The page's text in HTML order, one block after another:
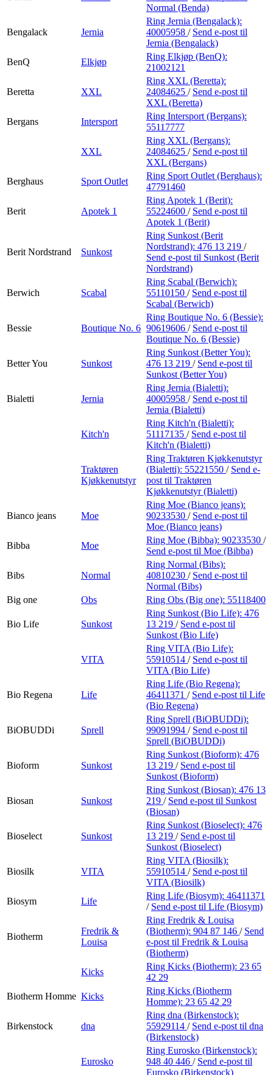
Normal (Benda)
Bengalack Jernia
Ring Jernia (Bengalack):
40005958 / Send e-post til
Jernia (Bengalack)
BenQ
Elkjøp
Ring Elkjøp (BenQ):
21002121
Beretta XXL
Ring XXL (Beretta):
24084625 / Send e-post til
XXL (Beretta)
Bergans
Intersport
Ring Intersport (Bergans):
55117777
XXL
Ring XXL (Bergans):
24084625 / Send e-post til
XXL (Bergans)
Berghaus
Sport Outlet
Ring Sport Outlet (Berghaus):
47791460
Berit Apotek 1
Ring Apotek 1 (Berit):
55224600 / Send e-post til
Apotek 1 (Berit)
Berit Nordstrand Sunkost
Ring Sunkost (Berit
Nordstrand): 476 13 219 /
Send e-post til Sunkost (Berit
Nordstrand)
Berwich Scabal
Ring Scabal (Berwich):
55110150 / Send e-post til
Scabal (Berwich)
Bessie Boutique No. 6
Ring Boutique No. 6 (Bessie):
90619606 / Send e-post til
Boutique No. 6 (Bessie)
Better You Sunkost
Ring Sunkost (Better You):
476 13 219 / Send e-post til
Sunkost (Better You)
Bialetti Jernia
Ring Jernia (Bialetti):
40005958 / Send e-post til
Jernia (Bialetti)
Kitch'n
Ring Kitch'n (Bialetti):
51117135 / Send e-post til
Kitch'n (Bialetti)
Traktøren
Kjøkkenutstyr
Ring Traktøren Kjøkkenutstyr
(Bialetti): 55221550 / Send e-
post til Traktøren
Kjøkkenutstyr (Bialetti)
Bianco jeans Moe
Ring Moe (Bianco jeans):
90233530 / Send e-post til
Moe (Bianco jeans)
Bibba
Moe
Ring Moe (Bibba): 90233530 /
Send e-post til Moe (Bibba)
Bibs Normal
Ring Normal (Bibs):
40810230 / Send e-post til
Normal (Bibs)
Big one
Obs Ring Obs (Big one): 55118400
Bio Life Sunkost
Ring Sunkost (Bio Life): 476
13 219 / Send e-post til
Sunkost (Bio Life)
VITA
Ring VITA (Bio Life):
55910514 / Send e-post til
VITA (Bio Life)
Bio Regena Life
Ring Life (Bio Regena):
46411371 / Send e-post til Life
(Bio Regena)
BiOBUDDi Sprell
Ring Sprell (BiOBUDDi):
99091994 / Send e-post til
Sprell (BiOBUDDi)
Bioform Sunkost
Ring Sunkost (Bioform): 476
13 219 / Send e-post til
Sunkost (Bioform)
Biosan Sunkost
Ring Sunkost (Biosan): 476 13
219 / Send e-post til Sunkost
(Biosan)
Bioselect Sunkost
Ring Sunkost (Bioselect): 476
13 219 / Send e-post til
Sunkost (Bioselect)
Biosilk VITA
Ring VITA (Biosilk):
55910514 / Send e-post til
VITA (Biosilk)
Biosym
Life
Ring Life (Biosym): 46411371
/ Send e-post til Life (Biosym)
Biotherm
Fredrik &
Louisa
Ring Fredrik & Louisa
(Biotherm): 904 87 146 / Send
e-post til Fredrik & Louisa
(Biotherm)
Kicks
Ring Kicks (Biotherm): 23 65
42 29
Biotherm Homme Kicks
Ring Kicks (Biotherm
Homme): 23 65 42 29
Birkenstock dna
Ring dna (Birkenstock):
55929114 / Send e-post til dna
(Birkenstock)
Eurosko
Ring Eurosko (Birkenstock):
948 40 446 / Send e-post til
Eurosko (Birkenstock)